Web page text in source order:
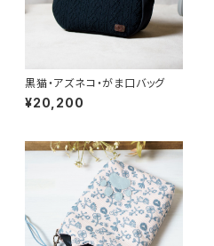
黒猫・アズネコ・がま口バッグ
¥20,200